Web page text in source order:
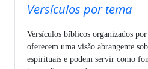
Versículos por tema
Versículos bíblicos organizados
oferecem uma visão abrangente
espirituais e podem servir como